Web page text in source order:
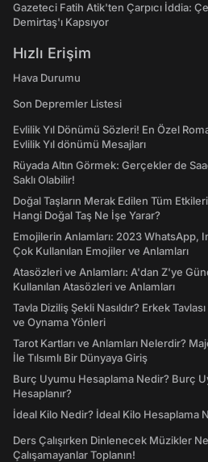
Gazeteci Fatih Atik'ten Çarpıcı İddia:
Demirtaş'ı Kapsıyor
Hızlı Erişim
Hava Durumu
Son Depremler Listesi
Evlilik Yıl Dönümü Sözleri! En Özel
Evlilik Yıl dönümü Mesajları
Rüyada Altın Görmek: Gerçekler de
Saklı Olabilir!
Doğal Taşların Merak Edilen Tüm
Hangi Doğal Taş Ne İşe Yarar?
Emojilerin Anlamları: 2023 WhatsApp,
Çok Kullanılan Emojiler ve Anlamları
Atasözleri ve Anlamları: A'dan Z'ye
Kullanılan Atasözleri ve Anlamları
Tavla Diziliş Şekli Nasıldır? Erkek
ve Oynama Yönleri
Tarot Kartları ve Anlamları Nelerdir?
İle Tılsımlı Bir Dünyaya Giriş
Burç Uyumu Hesaplama Nedir? Burç
Hesaplanır?
İdeal Kilo Nedir? İdeal Kilo Hesaplama
Ders Çalışırken Dinlenecek Müzikler
Çalışamayanlar Toplanın!